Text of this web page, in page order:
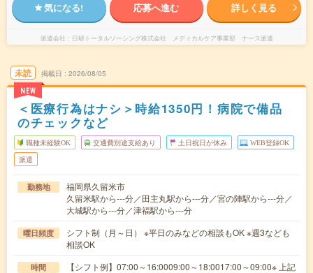
気になる! 応募へ進む 詳しく見る
派遣会社 日研トータルソーシング株式会社 メディカルケア事業部 ナース派遣
未読
NEW
掲載日 2026/08/05
＜医療行為はナシ＞時給1350円！病院で備品
のチェックなど
職種未経験OK 交通費別途支給あり 土日祝日が休み WEB登録OK
派遣
勤務地
福岡県久留米市
久留米駅から---分／田主丸駅から---分／宮の陣駅から---分／
大城駅から---分／津福駅から---分
曜日頻度
シフト制（月～日） ※平日のみなどの相談もOK ※週3なども
相談OK
時間
【シフト例】07:00～16:0009:00～18:0017:00～09:00※ 上記